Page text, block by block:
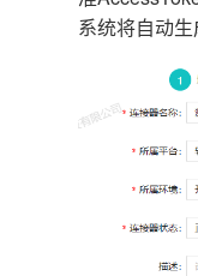
系统将自动